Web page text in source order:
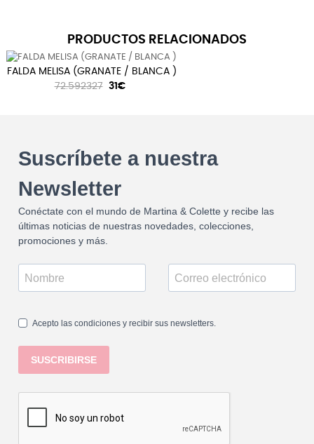
PRODUCTOS RELACIONADOS
FALDA MELISA (GRANATE / BLANCA )
72.592327
31€
Suscríbete a nuestra
Newsletter
Conéctate con el mundo de Martina & Colette y recibe las
últimas noticias de nuestras novedades, colecciones,
promociones y más.
Acepto las condiciones y recibir sus newsletters.
SUSCRIBIRSE